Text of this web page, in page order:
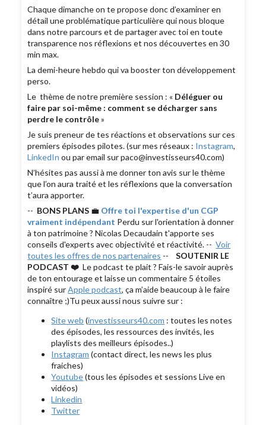
Chaque dimanche on te propose donc d’examiner en
détail une problématique particulière qui nous bloque
dans notre parcours et de partager avec toi en toute
transparence nos réflexions et nos découvertes en 30
min max.
La demi-heure hebdo qui va booster ton développement
perso.
Le thème de notre première session : « Déléguer ou
faire par soi-même : comment se décharger sans
perdre le contrôle»
Je suis preneur de tes réactions et observations sur ces
premiers épisodes pilotes. (sur mes réseaux : Instagram,
LinkedIn ou par email sur paco@investisseurs40.com)
N’hésites pas aussi à me donner ton avis sur le thème
que l’on aura traité et les réflexions que la conversation
t’aura apporter.
-- BONS PLANS 💼 Offre toi l'expertise d'un CGP
vraiment indépendant Perdu sur l'orientation à donner
à ton patrimoine ? Nicolas Decaudain t'apporte ses
conseils d'experts avec objectivité et réactivité. --Voir
toutes les offres de nos partenaires --SOUTENIR LE
PODCAST ❤️Le podcast te plait ? Fais-le savoir auprès
de ton entourage et laisse un commentaire 5 étoiles
inspiré surApple podcast, ça m’aide beaucoup à le faire
connaître ;)Tu peux aussi nous suivre sur :
Site web (investisseurs40.com : toutes les notes
des épisodes, les ressources des invités, les
playlists des meilleurs épisodes..)
Instagram (contact direct, les news les plus
fraiches)
Youtube(tous les épisodes et sessions Live en
vidéos)
Linkedin
Twitter